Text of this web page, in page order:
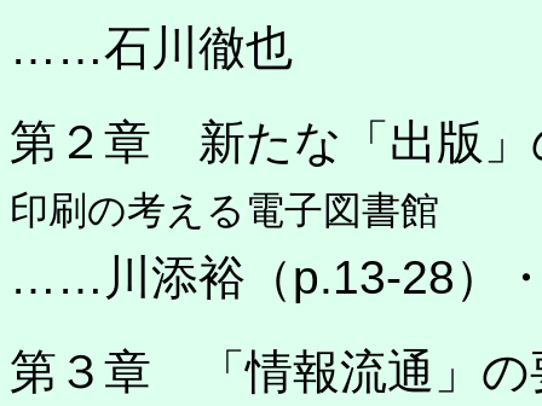
……石川徹也
第２章 新たな「出版」
印刷の考える電子図書館
……川添裕（p.13-28）
第３章 「情報流通」の